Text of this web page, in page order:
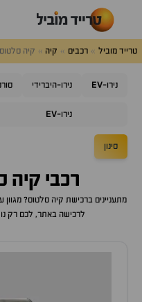
טרייד מוביל רכבים קיה קיה סלטוס
נירו-EV נירו-היברידי
נירו-EV
סינון
רכבי קיה
מתעניינים ברכישת קיה סלטוס? מגוון
לרכישה באתר, לכם רק